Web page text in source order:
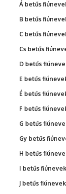
Á betűs
B betűs
C betűs
Cs betűs
D betűs
E betűs
É betűs
F betűs
G betűs
Gy betűs
H betűs
I betűs fiúnevek
J betűs fiúnevek